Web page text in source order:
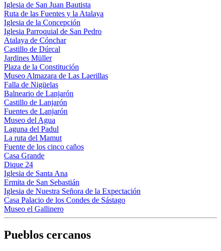
Iglesia de San Juan Bautista
Ruta de las Fuentes y la Atalaya
Iglesia de la Concepción
Iglesia Parroquial de San Pedro
Atalaya de Cónchar
Castillo de Dúrcal
Jardines Müller
Plaza de la Constitución
Museo Almazara de Las Laerillas
Falla de Nigüelas
Balneario de Lanjarón
Castillo de Lanjarón
Fuentes de Lanjarón
Museo del Agua
Laguna del Padul
La ruta del Mamut
Fuente de los cinco caños
Casa Grande
Dique 24
Iglesia de Santa Ana
Ermita de San Sebastián
Iglesia de Nuestra Señora de la Expectación
Casa Palacio de los Condes de Sástago
Museo el Gallinero
Pueblos cercanos